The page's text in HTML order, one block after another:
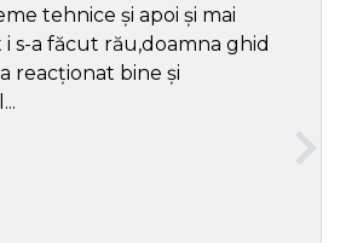
tehnice și apoi și mai
s-a făcut rău,doamna ghid
reacționat bine și